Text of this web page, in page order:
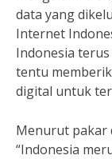
data yang
Internet
Indonesia
tentu
digital untuk
Menurut pakar
“Indonesia